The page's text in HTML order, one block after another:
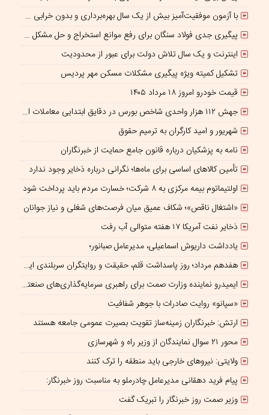
با آزمون موفقیت‌آمیز بیش از یک سال بهره‌برداری و بدون خرابی حاصل شد؛ ریموت کنترل و ماژول وایرلس بومی‌سازی شده جرثقیل‌های فولاد هرمزگان، جایگزین نمونه خارجی
پیگیری جدی فولاد سنگان برای رفع موانع استخراج و حل مشکل کمبود سنگ‌آهن
اینترنت و یک سال تلاش دولت برای عبور از محدودیت
تشکیل کمیته ویژه پیگیری مشکلات مسکن مهر پردیس
قیمت خودرو امروز ۱۸ مرداد ۱۴۰۵
جهش ۱۱۲ هزار واحدی شاخص بورس در دقایق ابتدایی معاملات امروز
شهریور و امید کارگران به ترمیم حقوق
نامه به پزشکیان درباره قانون جامع حمایت از خبرنگاران
تأمین کالاهای اساسی برای ماه‌ها؛ نگرانی درباره ذخایر وجود ندارد
اولتیماتوم بیمه مرکزی به ۸ شرکت؛ خسارت مردم باید پرداخت شود
«اشتغال ناقص»؛ شکاف عمیق میان فرصت‌های شغلی و نیاز جوانان
ذخایر نفت آمریکا ۱۷ هفته متوالی آب رفت
یادداشت داریوش اسماعیلی، مدیرعامل صبانور؛
هفدهم مرداد؛ روز پاسداشت قلم، حقیقت و روایتگران سربلندی ایران
ایمیدرو نماینده وزارت صمت برای راهبری سرمایه‌گذاری‌های صنعتی و معدنی در چارچوب همکاری‌های ایران و چین؛
«سپانو» روایت صادرات با جوهر شفافیت
ارتش: خبرنگاران زمینه‌ساز تقویت بصیرت عمومی جامعه هستند
محور ۲۱ سوال نمایندگان از وزیر راه و شهرسازی
ولایتی: نیروهای خارجی باید منطقه را ترک کنند
پیام فرید دهقانی مدیرعامل چادرملو به مناسبت روز خبرنگار:
وزیر صمت روز خبرنگار را تبریک گفت